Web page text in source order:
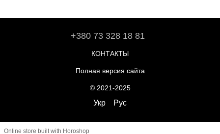
+380 73 328 18 81
КОНТАКТЫ
Полная версия сайта
© 2021-2025
Укр Рус
Online store built with Horoshop